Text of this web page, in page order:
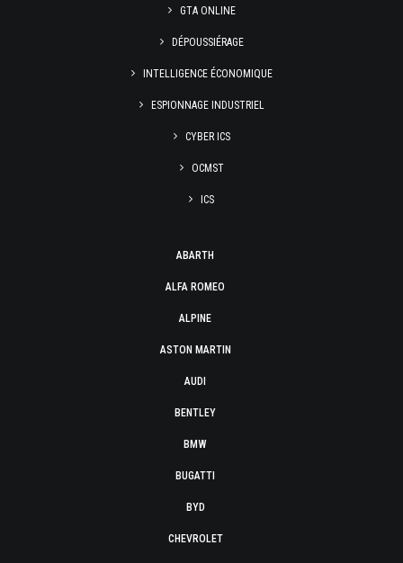
GTA ONLINE
DÉPOUSSIÉRAGE
INTELLIGENCE ÉCONOMIQUE
ESPIONNAGE INDUSTRIEL
CYBER ICS
OCMST
ICS
ABARTH
ALFA ROMEO
ALPINE
ASTON MARTIN
AUDI
BENTLEY
BMW
BUGATTI
BYD
CHEVROLET